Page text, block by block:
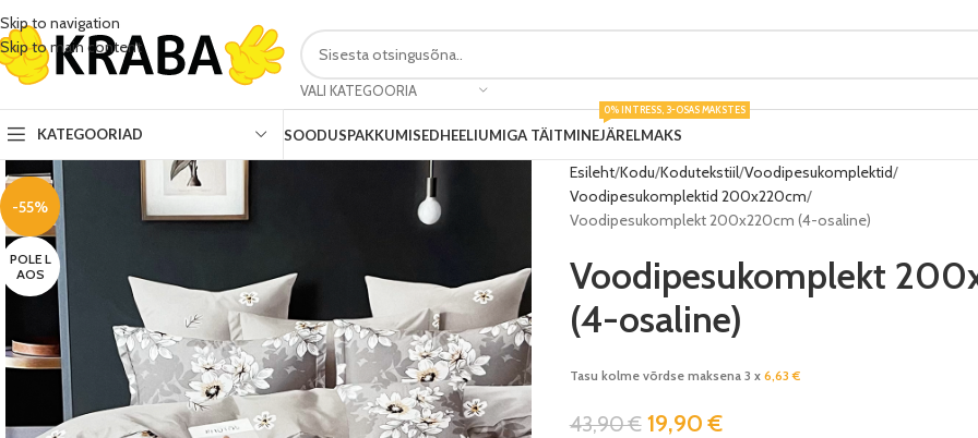
Skip to navigation
Skip to main content
VALI KATEGOORIA
KATEGOORIAD SOODUSPAKKUMISEDHEELIUMIGA TÄITMINEJÄRELMAKS
0% INTRESS, 3-OSAS MAKSTES
-55%
POLE L
AOS
Esileht Kodu Kodutekstiil Voodipesukomplektid
Voodipesukomplektid 200x220cm
Voodipesukomplekt 200x220cm (4-osaline)
Voodipesukomplekt
(4-osaline)
Tasu kolme võrdse maksena 3 x 6,63€
43,90€ 19,90€